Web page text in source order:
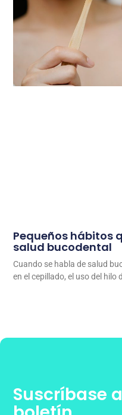
Pequeños hábitos
salud bucodental
Cuando se habla de salud
en el cepillado, el uso del hilo
Suscríbase